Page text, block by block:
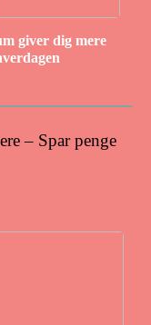
giver dig mere
– Spar penge